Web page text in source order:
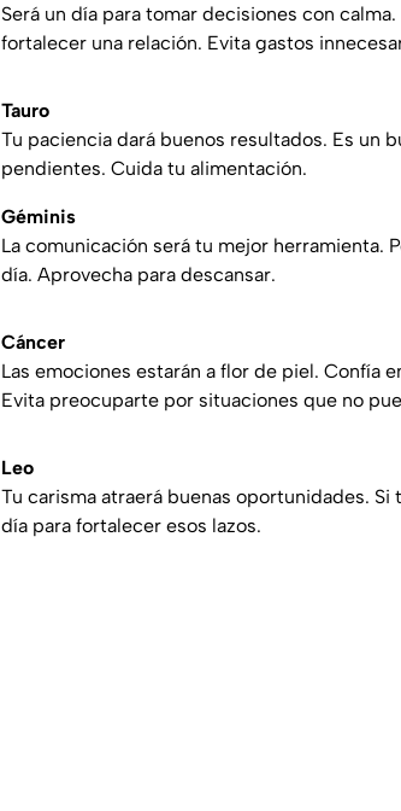
Será un día para tomar decisiones con
fortalecer una relación. Evita gastos
Tauro
Tu paciencia dará buenos resultados. Es un
pendientes. Cuida tu alimentación.
Géminis
La comunicación será tu mejor herramienta.
día. Aprovecha para descansar.
Cáncer
Las emociones estarán a flor de piel. Confía
Evita preocuparte por situaciones que no
Leo
Tu carisma atraerá buenas oportunidades.
día para fortalecer esos lazos.